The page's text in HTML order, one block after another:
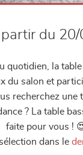
du
quotidien, la
du salon et
recherchez une
? La table
faite pour vous !
dans le